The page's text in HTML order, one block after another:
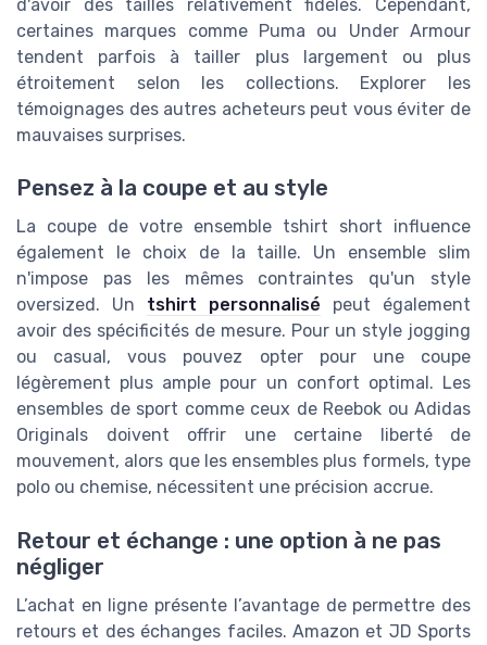
d'avoir des tailles relativement fidèles. Cependant,
certaines marques comme Puma ou Under Armour
tendent parfois à tailler plus largement ou plus
étroitement selon les collections. Explorer les
témoignages des autres acheteurs peut vous éviter de
mauvaises surprises.
Pensez à la coupe et au style
La coupe de votre ensemble tshirt short influence
également le choix de la taille. Un ensemble slim
n'impose pas les mêmes contraintes qu'un style
oversized. Un tshirt personnalisé peut également
avoir des spécificités de mesure. Pour un style jogging
ou casual, vous pouvez opter pour une coupe
légèrement plus ample pour un confort optimal. Les
ensembles de sport comme ceux de Reebok ou Adidas
Originals doivent offrir une certaine liberté de
mouvement, alors que les ensembles plus formels, type
polo ou chemise, nécessitent une précision accrue.
Retour et échange : une option à ne pas
négliger
L’achat en ligne présente l’avantage de permettre des
retours et des échanges faciles. Amazon et JD Sports